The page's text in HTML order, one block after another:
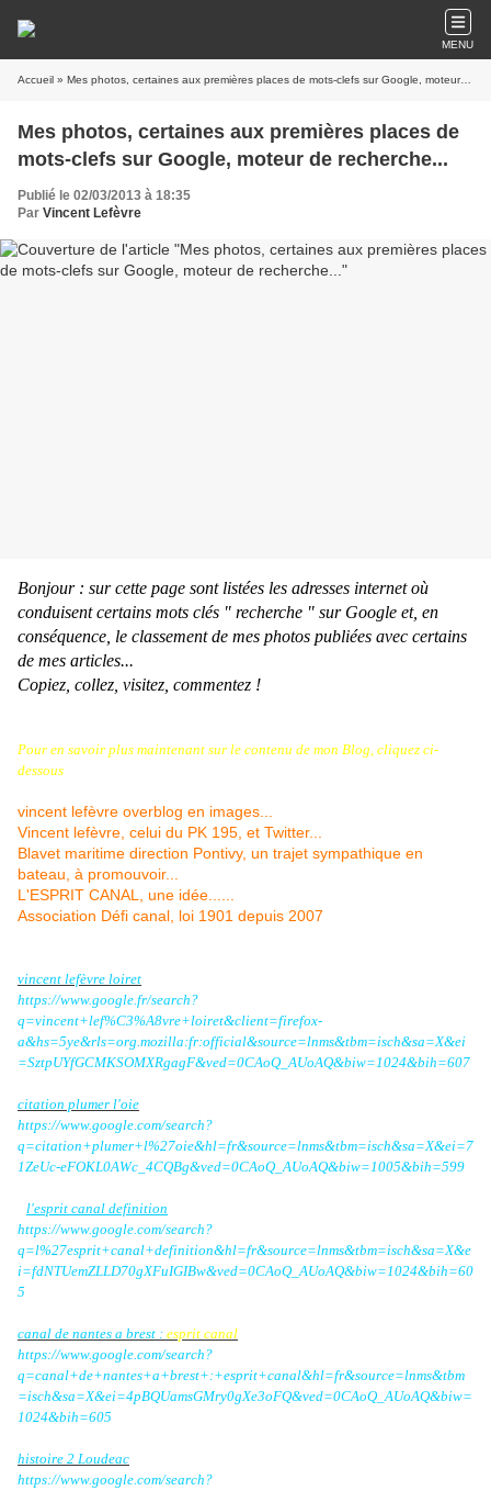
MENU
Accueil » Mes photos, certaines aux premières places de mots-clefs sur Google, moteur de recherche...
Mes photos, certaines aux premières places de
mots-clefs sur Google, moteur de recherche...
Publié le 02/03/2013 à 18:35
Par Vincent Lefèvre
Bonjour : sur cette page sont listées les adresses internet où
conduisent certains mots clés " recherche " sur Google et, en
conséquence, le classement de mes photos publiées avec certains
de mes articles...
Copiez, collez, visitez, commentez !
Pour en savoir plus maintenant sur le contenu de mon Blog, cliquez ci-
dessous
vincent lefèvre overblog en images...
Vincent lefèvre, celui du PK 195, et Twitter...
Blavet maritime direction Pontivy, un trajet sympathique en
bateau, à promouvoir...
L'ESPRIT CANAL, une idée......
Association Défi canal, loi 1901 depuis 2007
vincent lefèvre loiret
https://www.google.fr/search?
q=vincent+lef%C3%A8vre+loiret&client=firefox-
a&hs=5ye&rls=org.mozilla:fr:official&source=lnms&tbm=isch&sa=X&ei
=SztpUYfGCMKSOMXRgagF&ved=0CAoQ_AUoAQ&biw=1024&bih=607
citation plumer l'oie
https://www.google.com/search?
q=citation+plumer+l%27oie&hl=fr&source=lnms&tbm=isch&sa=X&ei=7
1ZeUc-eFOKL0AWc_4CQBg&ved=0CAoQ_AUoAQ&biw=1005&bih=599
l'esprit canal definition
https://www.google.com/search?
q=l%27esprit+canal+definition&hl=fr&source=lnms&tbm=isch&sa=X&e
i=fdNTUemZLLD70gXFuIGIBw&ved=0CAoQ_AUoAQ&biw=1024&bih=60
5
canal de nantes a brest : esprit canal
https://www.google.com/search?
q=canal+de+nantes+a+brest+:+esprit+canal&hl=fr&source=lnms&tbm
=isch&sa=X&ei=4pBQUamsGMry0gXe3oFQ&ved=0CAoQ_AUoAQ&biw=
1024&bih=605
histoire 2 Loudeac
https://www.google.com/search?